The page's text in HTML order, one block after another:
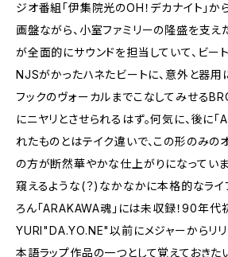
ジオ番組「伊集院光のOH！デカナイト」
画盤ながら、小室ファミリーの隆盛を支え
が全面的にサウンドを担当していて、ビー
NJSがかったハネたビートに、意外と器用
フックのヴォーカルまでこなしてみせる
にニヤリとさせられるはず。何気に、後に
れたものとはテイク違いで、この形のみの
の方が断然華やかな仕上がりになってい
窺えるような(？)なかなかに本格的なライ
ろん「ARAKAWA魂」には未収録！90年
YURI"DA.YO.NE"以前にメジャーからリ
本語ラップ作品の一つとして覚えておきた